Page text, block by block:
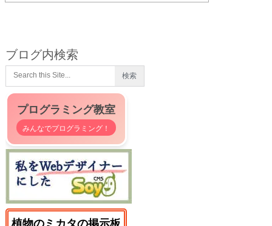
ブログ内検索
プログラミング教室
みんなでプログラミング！